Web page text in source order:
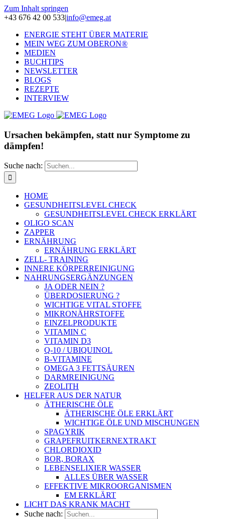
Zum Inhalt springen
+43 676 42 00 533|info@emeg.at
ENERGIE STEHT ÜBER MATERIE
MEIN WEG ZUM OBERON®
MEDIEN
BUCHTIPS
NEWSLETTER
BLOGS
REZEPTE
INTERVIEW
Ursachen bekämpfen, statt nur Symptome zu
dämpfen!
Suche nach:
HOME
GESUNDHEITSLEVEL CHECK
GESUNDHEITSLEVEL CHECK ERKLÄRT
OLIGO SCAN
ZAPPER
ERNÄHRUNG
ERNÄHRUNG ERKLÄRT
ZELL- TRAINING
INNERE KÖRPERREINIGUNG
NAHRUNGSERGÄNZUNGEN
JA ODER NEIN ?
ÜBERDOSIERUNG ?
WICHTIGE VITAL STOFFE
MIKRONÄHRSTOFFE
EINZELPRODUKTE
VITAMIN C
VITAMIN D3
Q-10 / UBIQUINOL
B-VITAMINE
OMEGA 3 FETTSÄUREN
DARMREINIGUNG
ZEOLITH
HELFER AUS DER NATUR
ÄTHERISCHE ÖLE
ÄTHERISCHE ÖLE ERKLÄRT
WICHTIGE ÖLE UND MISCHUNGEN
SPAGYRIK
GRAPEFRUITKERNEXTRAKT
CHLORDIOXID
BOR, BORAX
LEBENSELIXIER WASSER
ALLES ÜBER WASSER
EFFEKTIVE MIKROORGANISMEN
EM ERKLÄRT
LICHT DAS KRANK MACHT
Suche nach: